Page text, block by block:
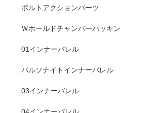
ボルトアクションパーツ
Ｗホールドチャンバーパッキン
01インナーバレル
パルソナイトインナーバレル
03インナーバレル